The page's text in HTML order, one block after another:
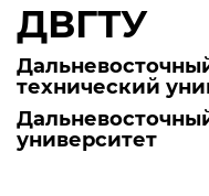
ДВГТУ
технический
университет